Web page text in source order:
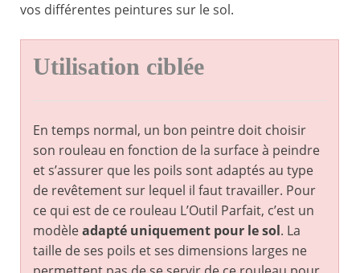
vos différentes peintures sur le sol.
Utilisation ciblée
En temps normal, un bon peintre doit choisir
son rouleau en fonction de la surface à peindre
et s’assurer que les poils sont adaptés au type
de revêtement sur lequel il faut travailler. Pour
ce qui est de ce rouleau L’Outil Parfait, c’est un
modèleadapté uniquement pour le sol. La
taille de ses poils et ses dimensions larges ne